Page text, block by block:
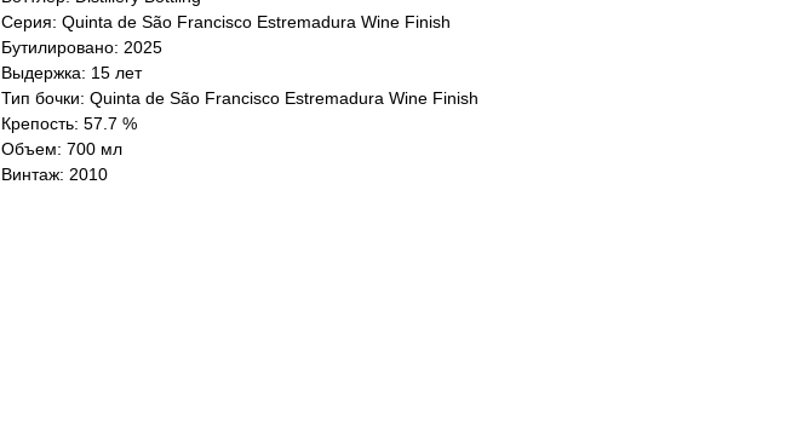
Серия: Quinta de São Francisco Estremadura Wine Finish
Бутилировано: 2025
Выдержка: 15 лет
Тип бочки: Quinta de São Francisco Estremadura Wine Finish
Крепость: 57.7 %
Объем: 700 мл
Винтаж: 2010